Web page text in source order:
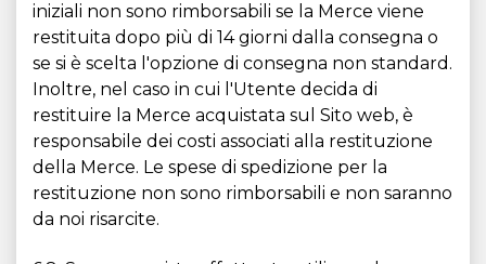
iniziali non sono rimborsabili se la Merce viene
restituita dopo più di 14 giorni dalla consegna o
se si è scelta l'opzione di consegna non standard.
Inoltre, nel caso in cui l'Utente decida di
restituire la Merce acquistata sul Sito web, è
responsabile dei costi associati alla restituzione
della Merce. Le spese di spedizione per la
restituzione non sono rimborsabili e non saranno
da noi risarcite.